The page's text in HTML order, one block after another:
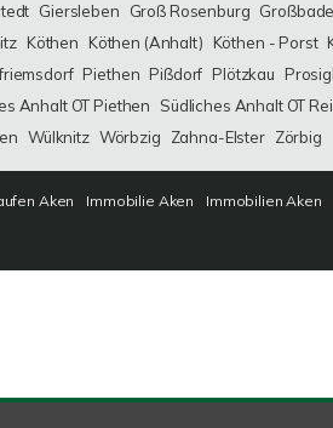
Giersleben Groß Rosenburg
Köthen Köthen (Anhalt) Köthen - Porst
Piethen Pißdorf Plötzkau
Anhalt OT Piethen Südliches Anhalt OT
Wülknitz Wörbzig Zahna-Elster Zörbig
Aken Immobilie Aken Immobilien Aken